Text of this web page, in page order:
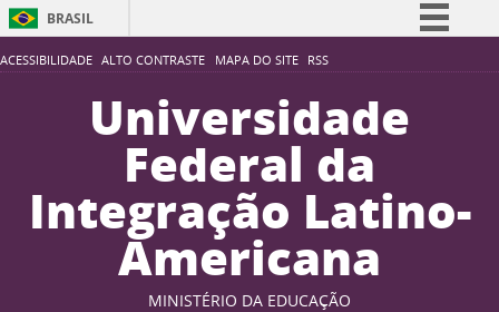
ACESSIBILIDADE ALTO CONTRASTE MAPA DO SITE RSS
BRASIL
Simplifique!
Participe
Acesso à informação
Legislação
Canais
Universidade
Federal da
Integração Latino-
Americana
MINISTÉRIO DA EDUCAÇÃO